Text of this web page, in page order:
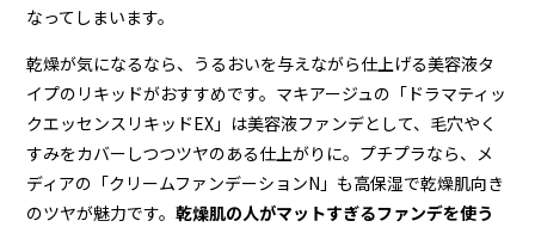
なってしまいます。
乾燥が気になるなら、うるおいを与えながら仕上げる美容液タ
イプのリキッドがおすすめです。マキアージュの「ドラマティッ
クエッセンスリキッドEX」は美容液ファンデとして、毛穴やく
すみをカバーしつつツヤのある仕上がりに。プチプラなら、メ
ディアの「クリームファンデーションN」も高保湿で乾燥肌向き
のツヤが魅力です。乾燥肌の人がマットすぎるファンデを使う